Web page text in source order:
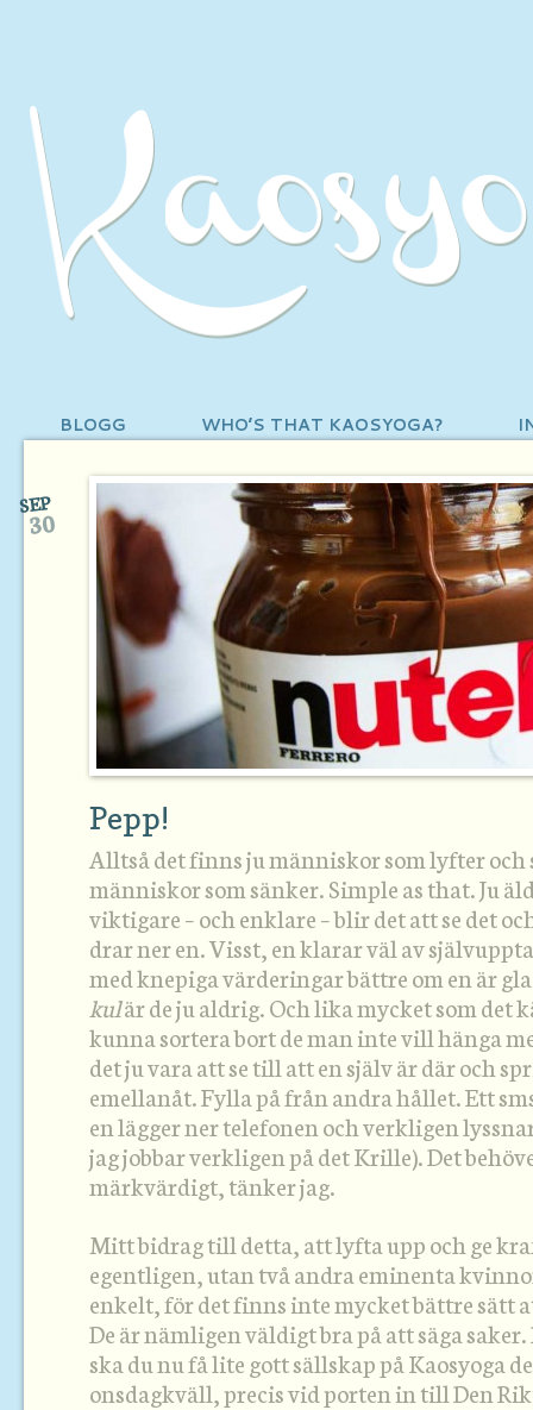
BLOGG WHO’S THAT KAOSYOGA?
Pepp!
SEP
30
Alltså det finns ju människor som lyfter och
människor som sänker. Simple as that. Ju
viktigare – och enklare – blir det att se det
drar ner en. Visst, en klarar väl av
med knepiga värderingar bättre om en är
kulär de ju aldrig. Och lika mycket som det
kunna sortera bort de man inte vill hänga
det ju vara att se till att en själv är där och
emellanåt. Fylla på från andra hållet. Ett
en lägger ner telefonen och verkligen
jag jobbar verkligen på det Krille). Det
märkvärdigt, tänker jag.
Mitt bidrag till detta, att lyfta upp och ge
egentligen, utan två andra eminenta
enkelt, för det finns inte mycket bättre sätt
De är nämligen väldigt bra på att säga
ska du nu få lite gott sällskap på Kaosyoga
onsdagkväll, precis vid porten in till Den